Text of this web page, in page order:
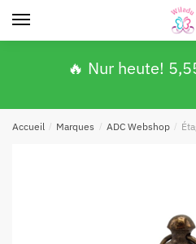
🔥 Nur heute!
Accueil / Marques / ADC Webshop /